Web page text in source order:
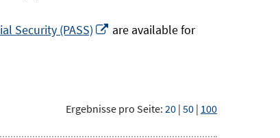
öffnen
Security (PASS)
In
are available for
Ergebnisse pro Seite: 20 | 50 | 100